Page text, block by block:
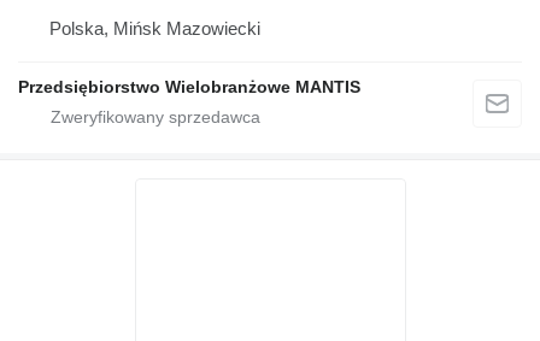
Polska, Mińsk Mazowiecki
Przedsiębiorstwo Wielobranżowe MANTIS